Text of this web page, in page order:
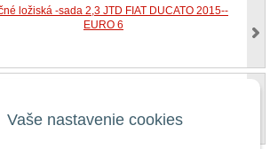
Vaše nastavenie cookies
ložiská -sada 2,3 JTD FIAT DUCATO 2015--
EURO 6